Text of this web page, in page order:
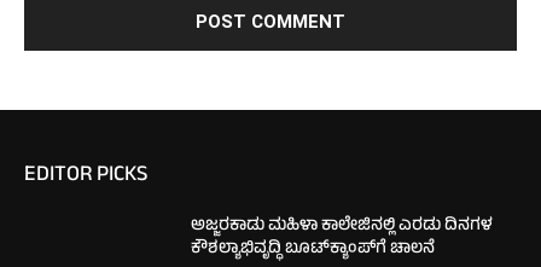
EDITOR PICKS
ಅಜ್ಜರಕಾಡು ಮಹಿಳಾ ಕಾಲೇಜಿನಲ್ಲಿ ಎರಡು ದಿನಗಳ
ಕೌಶಲ್ಯಾಭಿವೃದ್ಧಿ ಬೂಟ್‌ಕ್ಯಾಂಪ್‌ಗೆ ಚಾಲನೆ